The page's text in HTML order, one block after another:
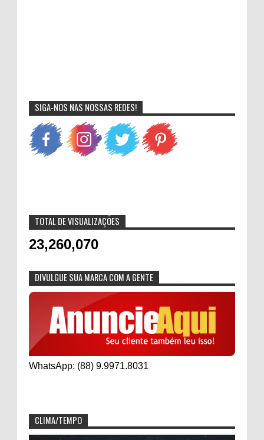
SIGA-NOS NAS NOSSAS REDES!
TOTAL DE VISUALIZAÇÕES
23,260,070
DIVULGUE SUA MARCA COM A GENTE
WhatsApp: (88) 9.9971.8031
CLIMA/TEMPO